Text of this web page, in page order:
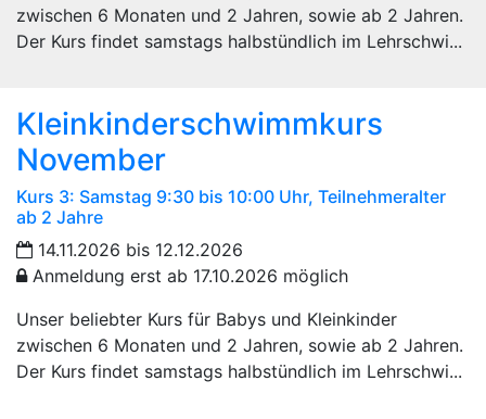
zwischen 6 Monaten und 2 Jahren, sowie ab 2 Jahren.
Der Kurs findet samstags halbstündlich im Lehrschwi...
Kleinkinderschwimmkurs
November
Kurs 3: Samstag 9:30 bis 10:00 Uhr, Teilnehmeralter
ab 2 Jahre
14.11.2026 bis 12.12.2026
Anmeldung erst ab 17.10.2026 möglich
Unser beliebter Kurs für Babys und Kleinkinder
zwischen 6 Monaten und 2 Jahren, sowie ab 2 Jahren.
Der Kurs findet samstags halbstündlich im Lehrschwi...